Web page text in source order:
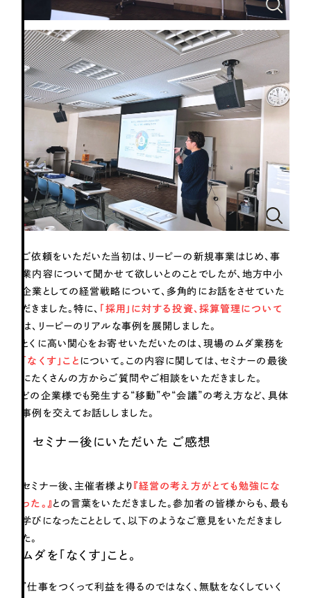
ブックマークしたサイト
すべて （624件）
コーポレート・企業サイト （278件）
ブランドサイト・サービスサイト （85件）
ECサイト（オンラインショップ）
ポータルサイト・メディアサイト （39件）
LP（ランディングページ） （28件）
キャンペーン・プロモーションサイト
ブランディング（ロゴ・印刷物） （90件）
その他 （1件）
ご依頼をいただいた当初は、リーピーの新規事業はじめ、事
業内容について聞かせて欲しいとのことでしたが、地方中小
企業としての経営戦略について、多角的にお話をさせていた
だきました。特に、 「採用」に対する投資、採算管理について
は、リーピーのリアルな事例を展開しました。
とくに高い関心をお寄せいただいたのは、現場のムダ業務を
「なくす」こと について。この内容に関しては、セミナーの最後
にたくさんの方からご質問やご相談をいただきました。
どの企業様でも発生する“移動”や“会議”の考え方など、具体
事例を交えてお話ししました。
セミナー後にいただいた ご感想
セミナー後、主催者様より 『経営の考え方がとても勉強にな
った。』 との言葉をいただきました。参加者の皆様からも、最も
学びになったこととして、以下のようなご意見をいただきまし
た。
ムダを「なくす」こと。
『仕事をつくって利益を得るのではなく、無駄をなくしていく